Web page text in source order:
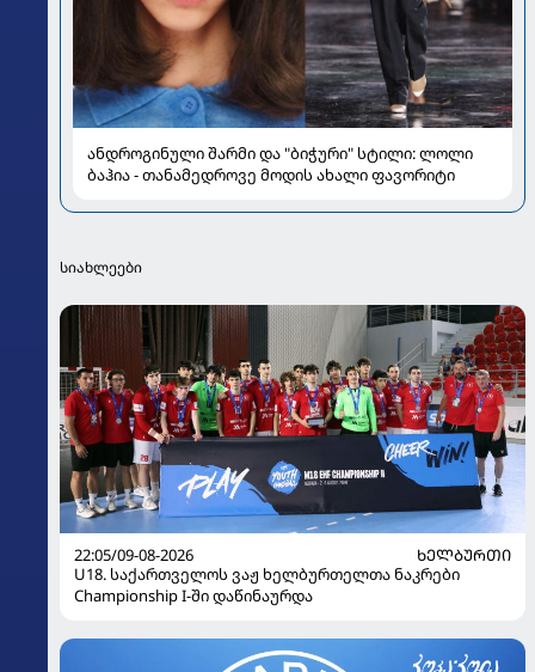
ანდროგინული შარმი და "ბიჭური" სტილი: ლოლი
ბაჰია - თანამედროვე მოდის ახალი ფავორიტი
სიახლეები
22:05/09-08-2026
ᲮᲔᲚᲑᲣᲠᲗᲘ
U18. საქართველოს ვაჟ ხელბურთელთა ნაკრები
Championship I-ში დაწინაურდა